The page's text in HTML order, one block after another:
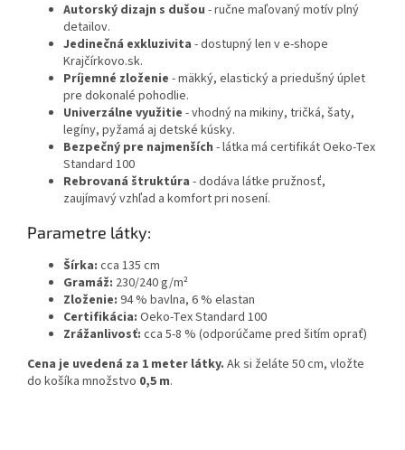
Autorský dizajn s dušou - ručne maľovaný motív plný
detailov.
Jedinečná exkluzivita - dostupný len v e-shope
Krajčírkovo.sk.
Príjemné zloženie - mäkký, elastický a priedušný úplet
pre dokonalé pohodlie.
Univerzálne využitie - vhodný na mikiny, tričká, šaty,
legíny, pyžamá aj detské kúsky.
Bezpečný pre najmenších - látka má certifikát Oeko-Tex
Standard 100
Rebrovaná štruktúra - dodáva látke pružnosť,
zaujímavý vzhľad a komfort pri nosení.
Parametre látky:
Šírka: cca 135 cm
Gramáž: 230/240 g/m²
Zloženie: 94 % bavlna, 6 % elastan
Certifikácia: Oeko-Tex Standard 100
Zrážanlivosť: cca 5-8 % (odporúčame pred šitím oprať)
Cena je uvedená za 1 meter látky. Ak si želáte 50 cm, vložte
do košíka množstvo 0,5 m.